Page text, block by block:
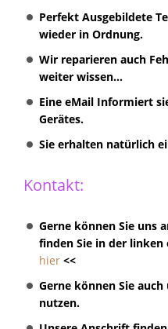
Perfekt Ausgebildete
wieder in Ordnung.
Wir reparieren auch
weiter wissen...
Eine eMail Informiert
Gerätes.
Sie erhalten natürlich
Kontakt:
Gerne können Sie uns
finden Sie in der linken
hier <<
Gerne können Sie auch
nutzen.